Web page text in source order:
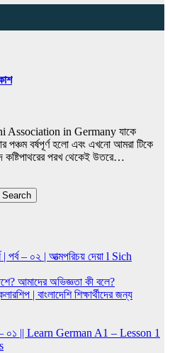
Association in Germany যাকে
পঞ্চম বর্ষপূর্ণ হলো এবং এখনো আমরা টিকে
পরখ থেকেই উতরে…
Search
– ০২ | আত্মপরিচয় দেয়া l Sich
আমাদের অভিজ্ঞতা কী বলে?
| বাংলাদেশি শিক্ষার্থীদের জন্য
– ০১ || Learn German A1 – Lesson 1